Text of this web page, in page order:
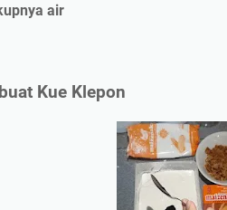
air
Kue Klepon